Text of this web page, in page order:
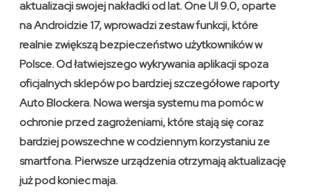
aktualizacji swojej nakładki od lat. One UI 9.0, oparte
na Androidzie 17, wprowadzi zestaw funkcji, które
realnie zwiększą bezpieczeństwo użytkowników w
Polsce. Od łatwiejszego wykrywania aplikacji spoza
oficjalnych sklepów po bardziej szczegółowe raporty
Auto Blockera. Nowa wersja systemu ma pomóc w
ochronie przed zagrożeniami, które stają się coraz
bardziej powszechne w codziennym korzystaniu ze
smartfona. Pierwsze urządzenia otrzymają aktualizację
już pod koniec maja.